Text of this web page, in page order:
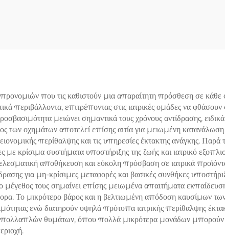
που τις καθιστούν μια απαραίτητη πρόσθεση σε
περιβάλλοντα, επιτρέποντας στις ιατρικές ομάδες να φθάσουν
μειώνει σημαντικά τους χρόνους αντίδρασης,
των οχημάτων αποτελεί επίσης αιτία για μειωμένη
περίθαλψης και τις υπηρεσίες έκτακτης ανάγκης.
με κρίσιμα συστήματα υποστήριξης της ζωής και ιατρικό
αποθήκευση και εύκολη πρόσβαση σε ιατρικά
για μη-κρίσιμες μεταφορές και βασικές συνθήκες
τους σημαίνει επίσης μειωμένα απαιτήματα εκπαίδευσης
Το μικρότερο βάρος και η βελτιωμένη απόδοση καυσίμων
ενώ διατηρούν υψηλά πρότυπα ιατρικής περίθαλψης
πολλαπλών θυμάτων, όπου πολλά μικρότερα μονάδων